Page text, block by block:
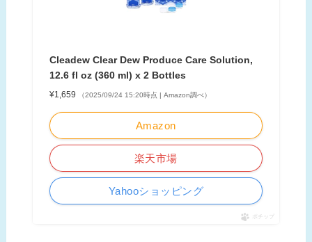
Cleadew Clear Dew Produce Care Solution,
12.6 fl oz (360 ml) x 2 Bottles
¥1,659 （2025/09/24 15:20時点 | Amazon調べ）
Amazon
楽天市場
Yahooショッピング
ポチップ